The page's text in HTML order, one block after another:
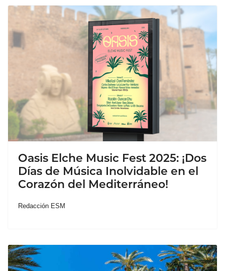
Oasis Elche Music Fest 2025: ¡Dos
Días de Música Inolvidable en el
Corazón del Mediterráneo!
Redacción ESM